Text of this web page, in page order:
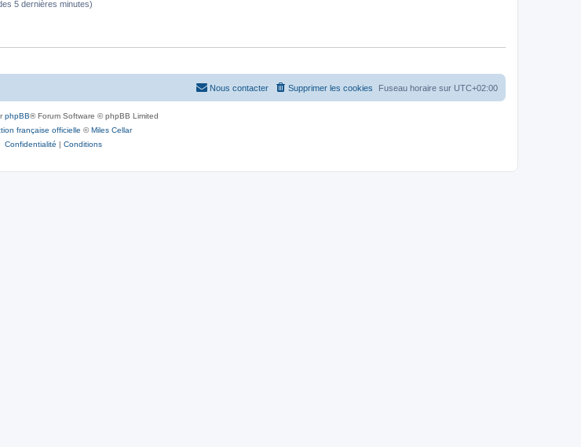
5 dernières minutes)
Fuseau horaire sur UTC+02:00
Supprimer les cookies
Nous contacter
phpBB® Forum Software © phpBB Limited
française officielle ©Miles Cellar
Confidentialité | Conditions